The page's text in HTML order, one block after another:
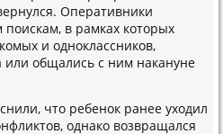
Оперативники
в рамках которых
и одноклассников,
или общались с ним накануне
что ребенок ранее уходил
однако возвращался